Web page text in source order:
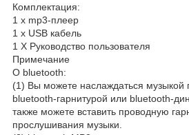
Комплектация:
1 х mp3-плеер
1 х USB кабель
1 X Руководство пользователя
Примечание
О bluetooth:
(1) Вы можете наслаждаться музыкой
bluetooth-гарнитурой или bluetooth-
также можете вставить проводную
прослушивания музыки.